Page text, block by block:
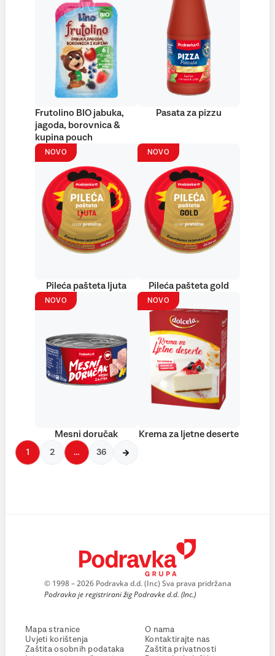
Frutolino BIO jabuka,
jagoda, borovnica &
kupina pouch
Pasata za pizzu
NOVO
Pileća pašteta ljuta
NOVO
Pileća pašteta gold
NOVO
Mesni doručak
NOVO
Krema za ljetne deserte
1 2 … 36
© 1998 – 2026 Podravka d.d. (Inc) Sva prava pridržana
Podravka je registrirani žig Podravke d.d. (Inc.)
Mapa stranice
Uvjeti korištenja
Zaštita osobnih podataka
O nama
Kontaktirajte nas
Zaštita privatnosti